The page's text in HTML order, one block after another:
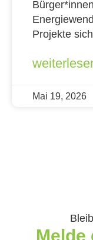
Projekte
Mai 19, 2026
Melde